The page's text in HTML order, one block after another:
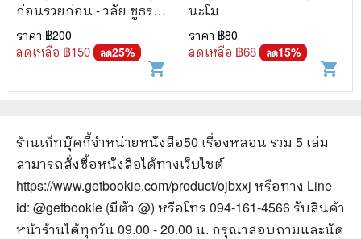
ก่อนรวยก่อน - วลัย ชูธรรม
ธัช
ราคา ฿200
ลดเหลือ ฿150 ลด25%
shopping_cart
นะโม
ราคา ฿80
ลดเหลือ ฿68 ลด15%
shopping_cart
ร้านเก็ทบุ๊คกี้จำหน่ายหนังสือ50 เรื่องหลอน รวม 5 เล่ม
สามารถสั่งซื้อหนังสือได้ทางเว็บไซต์
https://www.getbookie.com/product/ojbxxj หรือทาง Line
id: @getbookie (มีตัว @) หรือโทร 094-161-4566 รับสินค้า
หน้าร้านได้ทุกวัน 09.00 - 20.00 น. กรุณาสอบถามและนัด